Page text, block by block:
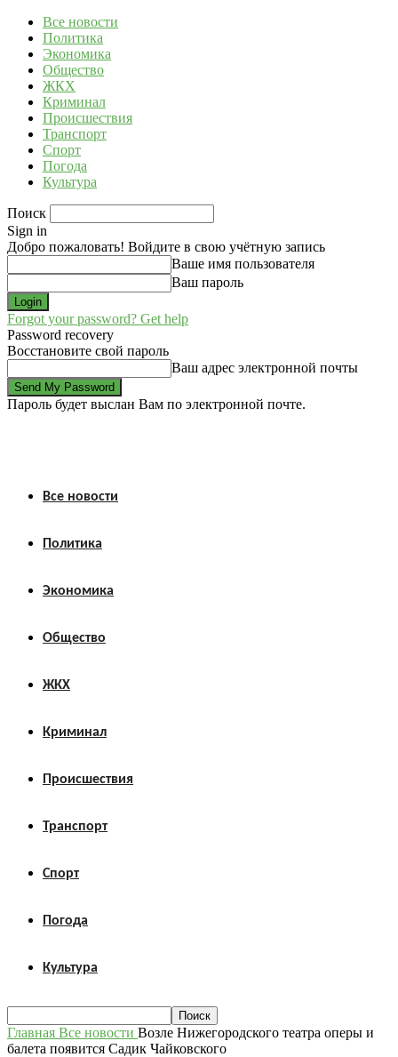
Все новости
Политика
Экономика
Общество
ЖКХ
Криминал
Происшествия
Транспорт
Спорт
Погода
Культура
Поиск
Sign in
Добро пожаловать! Войдите в свою учётную запись
Ваше имя пользователя
Ваш пароль
Forgot your password? Get help
Password recovery
Восстановите свой пароль
Ваш адрес электронной почты
Пароль будет выслан Вам по электронной почте.
Все новости
Политика
Экономика
Общество
ЖКХ
Криминал
Происшествия
Транспорт
Спорт
Погода
Культура
Главная Все новости Возле Нижегородского театра оперы и
балета появится Садик Чайковского